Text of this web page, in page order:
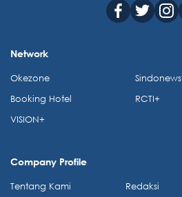
Network
Okezone
Booking Hotel
VISION+
Sindonews
RCTI+
Company Profile
Tentang Kami
Redaksi